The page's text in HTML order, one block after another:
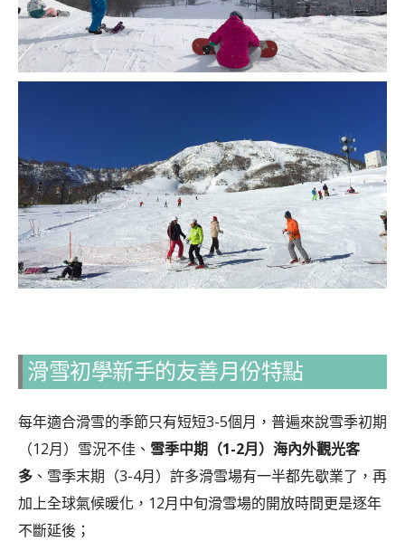
滑雪初學新手的友善月份特點
每年適合滑雪的季節只有短短3-5個月，普遍來說雪季初期
（12月）雪況不佳、 雪季中期（1-2月）海內外觀光客
多 、雪季末期（3-4月）許多滑雪場有一半都先歇業了，再
加上全球氣候暖化，12月中旬滑雪場的開放時間更是逐年
不斷延後；